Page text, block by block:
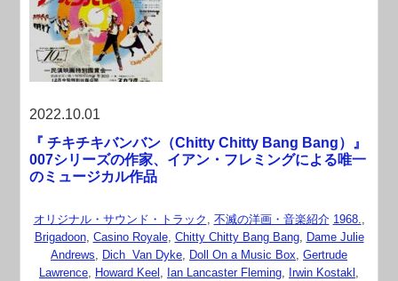
2022.10.01
『 チキチキバンバン（Chitty Chitty Bang Bang）』
007シリーズの作家、イアン・フレミングによる唯一
のミュージカル作品
オリジナル・サウンド・トラック , 不滅の洋画・音楽紹介 1968.,
Brigadoon, Casino Royale, Chitty Chitty Bang Bang, Dame Julie
Andrews, Dich Van Dyke, Doll On a Music Box, Gertrude
Lawrence, Howard Keel , Ian Lancaster Fleming, Irwin Kostakl ,